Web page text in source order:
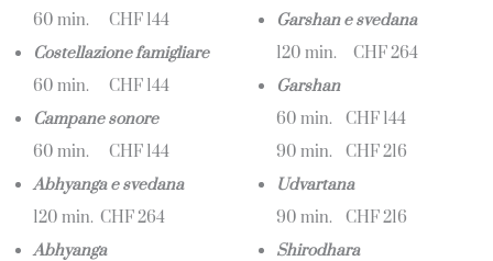
60 min. CHF 144
Costellazione famigliare
60 min. CHF 144
Campane sonore
60 min. CHF 144
Abhyanga e svedana
120 min. CHF 264
Abhyanga
Garshan e svedana
120 min. CHF 264
Garshan
60 min. CHF 144
90 min. CHF 216
Udvartana
90 min. CHF 216
Shirodhara